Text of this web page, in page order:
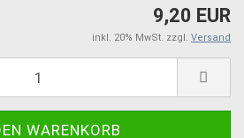
9,20 EUR
inkl. 20% MwSt. zzgl. Versand